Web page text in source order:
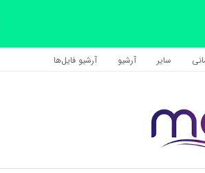
سایر آرشیو آرشیو فایل‌‎ها
با دوستان خود به
کپی لینک